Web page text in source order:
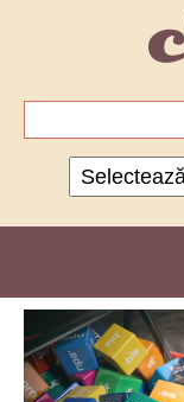
Categorii